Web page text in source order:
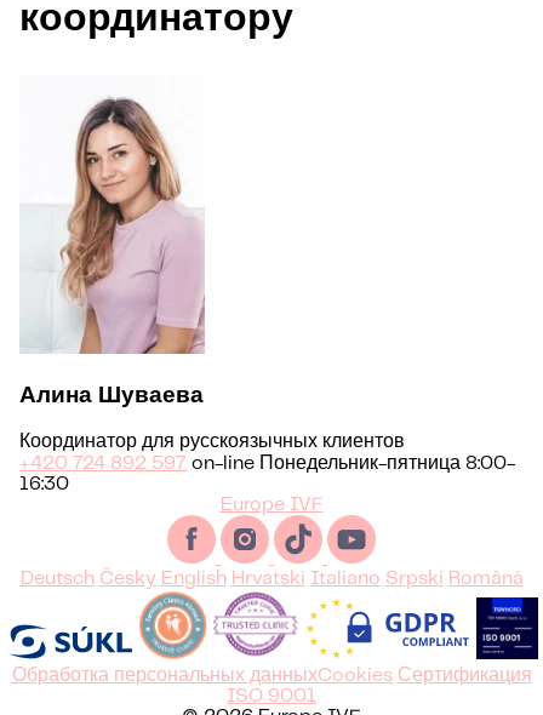
координатору
Алина Шуваева
Координатор для русскоязычных клиентов
+420 724 892 597 on-line Понедельник-пятница 8:00-
16:30
Europe IVF
Deutsch Česky English Hrvatski Italiano Srpski Română
Обработка персональных данныхCookies Сертификация
ISO 9001